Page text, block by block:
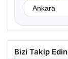
Bizi Takip Edin